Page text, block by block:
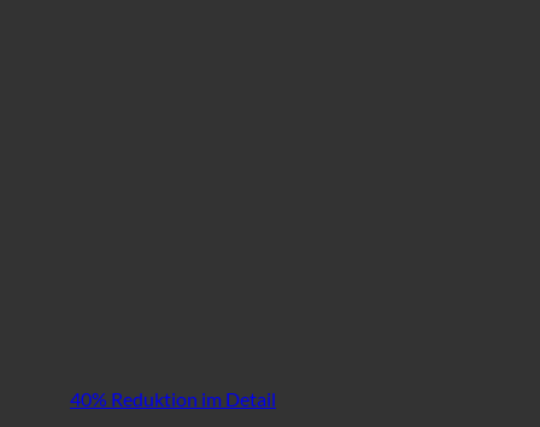
40% Reduktion im Detail